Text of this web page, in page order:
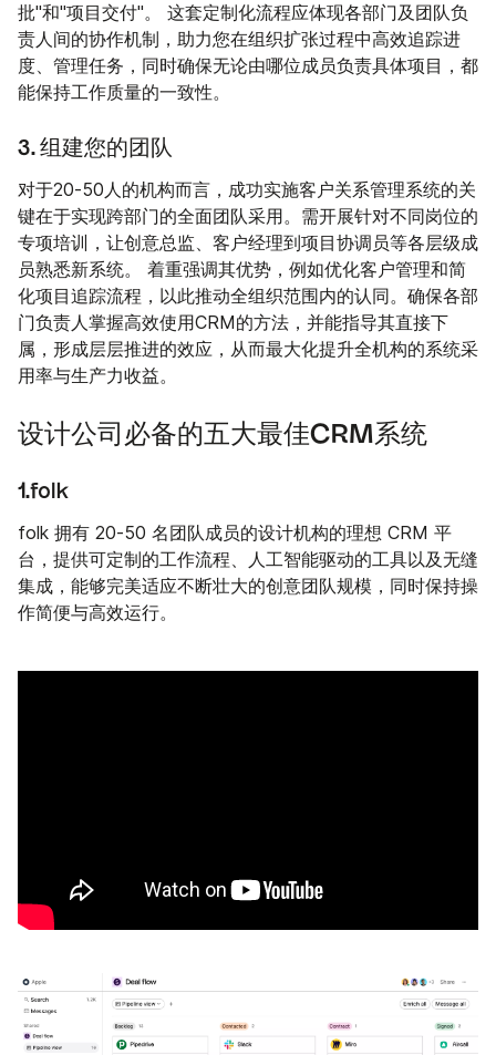
批"和"项目交付"。 这套定制化流程应体现各部门及团队负
责人间的协作机制，助力您在组织扩张过程中高效追踪进
度、管理任务，同时确保无论由哪位成员负责具体项目，都
能保持工作质量的一致性。
3. 组建您的团队
对于20-50人的机构而言，成功实施客户关系管理系统的关
键在于实现跨部门的全面团队采用。需开展针对不同岗位的
专项培训，让创意总监、客户经理到项目协调员等各层级成
员熟悉新系统。 着重强调其优势，例如优化客户管理和简
化项目追踪流程，以此推动全组织范围内的认同。确保各部
门负责人掌握高效使用CRM的方法，并能指导其直接下
属，形成层层推进的效应，从而最大化提升全机构的系统采
用率与生产力收益。
设计公司必备的五大最佳CRM系统
1.folk
folk 拥有 20-50 名团队成员的设计机构的理想 CRM 平
台，提供可定制的工作流程、人工智能驱动的工具以及无缝
集成，能够完美适应不断壮大的创意团队规模，同时保持操
作简便与高效运行。